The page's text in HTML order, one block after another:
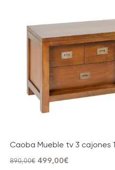
Caoba Mueble tv 3 cajones
890,00€ 499,00€